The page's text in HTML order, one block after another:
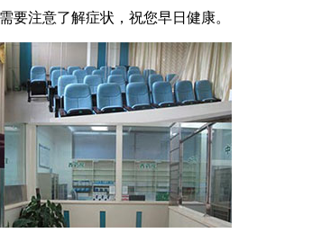
要注意了解症状，祝您早日健康。